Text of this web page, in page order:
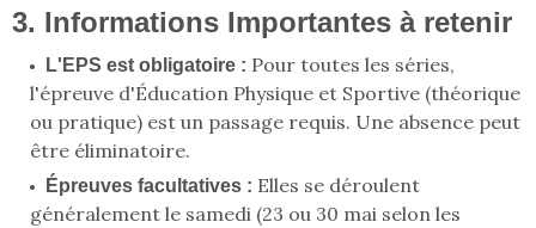
3. Informations Importantes à retenir
L'EPS est obligatoire : Pour toutes les séries,
l'épreuve d'Éducation Physique et Sportive (théorique
ou pratique) est un passage requis. Une absence peut
être éliminatoire.
Épreuves facultatives : Elles se déroulent
généralement le samedi (23 ou 30 mai selon les